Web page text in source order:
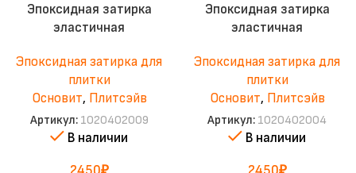
Эпоксидная затирка
эластичная
Эпоксидная затирка для
плитки
Основит, Плитсэйв
Артикул: 1020402009
В наличии
Эпоксидная затирка
эластичная
Эпоксидная затирка для
плитки
Основит, Плитсэйв
Артикул: 1020402004
В наличии